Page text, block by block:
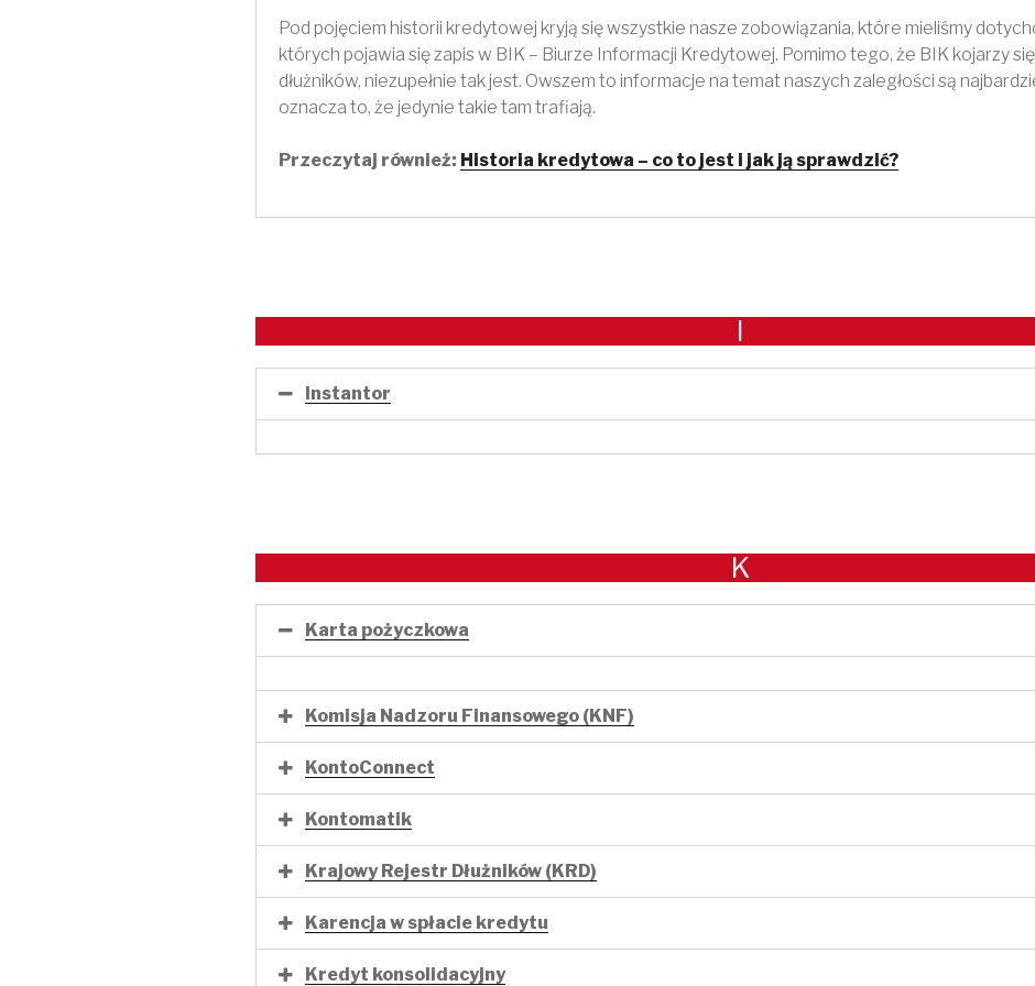
Pod pojęciem historii kredytowej kryją się wszystkie nasze zobowiązania, które mieliśmy
których pojawia się zapis w BIK – Biurze Informacji Kredytowej. Pomimo tego, że BIK kojarzy
dłużników, niezupełnie tak jest. Owszem to informacje na temat naszych zaległości są
oznacza to, że jedynie takie tam trafiają.
Przeczytaj również: Historia kredytowa – co to jest i jak ją sprawdzić?
I
Instantor
K
Karta pożyczkowa
Komisja Nadzoru Finansowego (KNF)
KontoConnect
Kontomatik
Krajowy Rejestr Dłużników (KRD)
Karencja w spłacie kredytu
Kredyt konsolidacyjny